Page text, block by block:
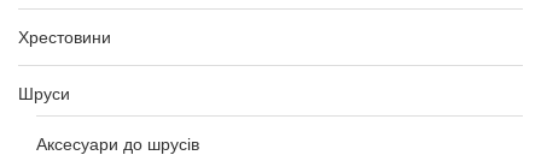
Хрестовини
Шруси
Аксесуари до шрусів